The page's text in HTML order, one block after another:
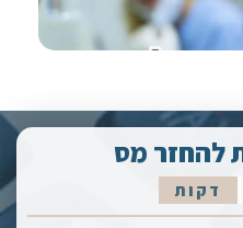
להחזר מס
דקות